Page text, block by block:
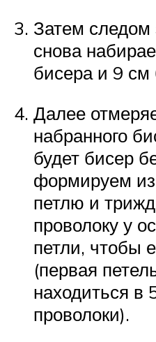
Затем
снова
бисера и 9 см
Далее
набранного
будет бисер
формируем из
петлю и
проволоку у
петли, чтобы
(первая
находиться в
проволоки).